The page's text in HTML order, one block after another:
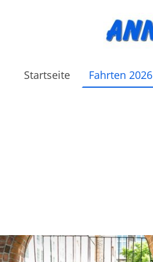
Startseite Fahrten 2026